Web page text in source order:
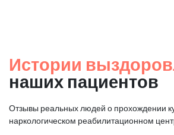
Истории
наших пациентов
Отзывы реальных людей о прохождении
наркологическом реабилитационном